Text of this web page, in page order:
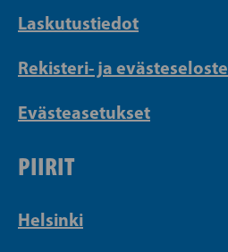
Laskutustiedot
Rekisteri- ja evästeseloste
Evästeasetukset
PIIRIT
Helsinki